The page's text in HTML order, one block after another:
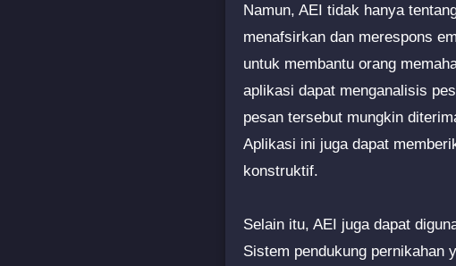
Namun, AEI tidak hanya
menafsirkan dan merespons
untuk membantu orang
aplikasi dapat menganalisis
pesan tersebut mungkin
Aplikasi ini juga dapat
konstruktif.
Selain itu, AEI juga dapat
Sistem pendukung pernikahan